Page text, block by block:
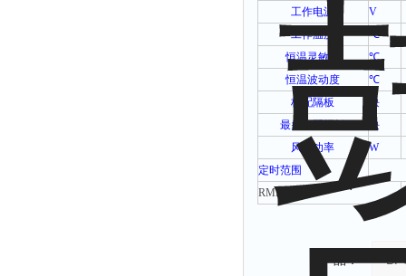
工作电源
V
工作温度
℃
恒温灵敏度
℃
恒温波动度
℃
标配隔板
块
最多可配隔板
块
风机功率
W
定时范围
RMB(
产品：